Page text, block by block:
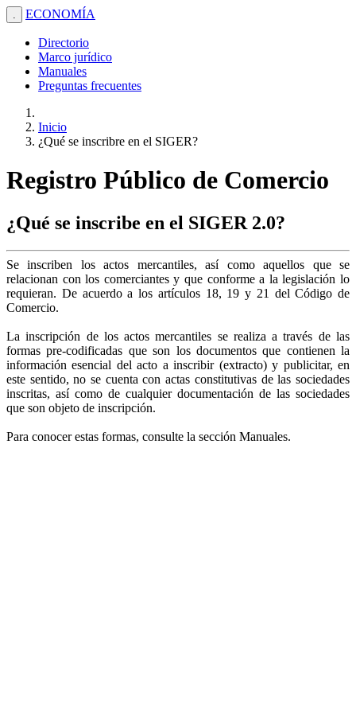
. ECONOMÍA
Directorio
Marco jurídico
Manuales
Preguntas frecuentes
Inicio
¿Qué se inscribre en el SIGER?
Registro Público de Comercio
¿Qué se inscribe en el SIGER 2.0?
Se inscriben los actos mercantiles, así como aquellos que se
relacionan con los comerciantes y que conforme a la legislación lo
requieran. De acuerdo a los artículos 18, 19 y 21 del Código de
Comercio.
La inscripción de los actos mercantiles se realiza a través de las
formas pre-codificadas que son los documentos que contienen la
información esencial del acto a inscribir (extracto) y publicitar, en
este sentido, no se cuenta con actas constitutivas de las sociedades
inscritas, así como de cualquier documentación de las sociedades
que son objeto de inscripción.
Para conocer estas formas, consulte la sección Manuales.